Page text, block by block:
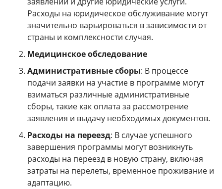
Расходы на юридическое обслуживание могут
значительно варьироваться в зависимости от
страны и комплексности случая.
Медицинское обследование
Административные сборы: В процессе
подачи заявки на участие в программе могут
взиматься различные административные
сборы, такие как оплата за рассмотрение
заявления и выдачу необходимых документов.
Расходы на переезд: В случае успешного
завершения программы могут возникнуть
расходы на переезд в новую страну, включая
затраты на перелеты, временное проживание и
адаптацию.